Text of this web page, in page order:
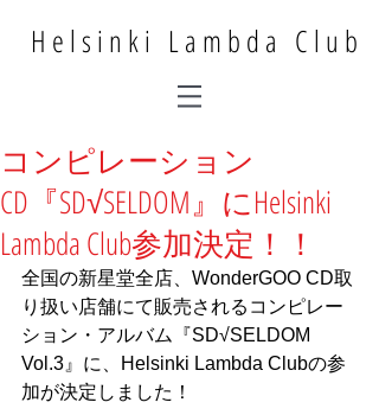
Helsinki Lambda Club
コンピレーション
CD『SD√SELDOM』にHelsinki
Lambda Club参加決定！！
全国の新星堂全店、WonderGOO CD取
り扱い店舗にて販売されるコンピレー
ション・アルバム『SD√SELDOM
Vol.3』に、Helsinki Lambda Clubの参
加が決定しました！